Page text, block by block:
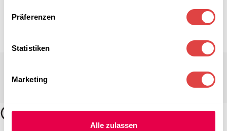
Präferenzen
Statistiken
Marketing
Alle zulassen